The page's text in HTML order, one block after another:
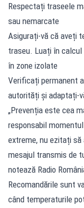
Respectați traseele
sau nemarcate
Asigurați-vă că aveți
traseu. Luați în calcul
în zone izolate
Verificați permanent
autorități și adaptați-
„Prevenția este cea
responsabil
extreme, nu ezitați
mesajul transmis de
notează Radio
Recomandările sunt
când temperaturile